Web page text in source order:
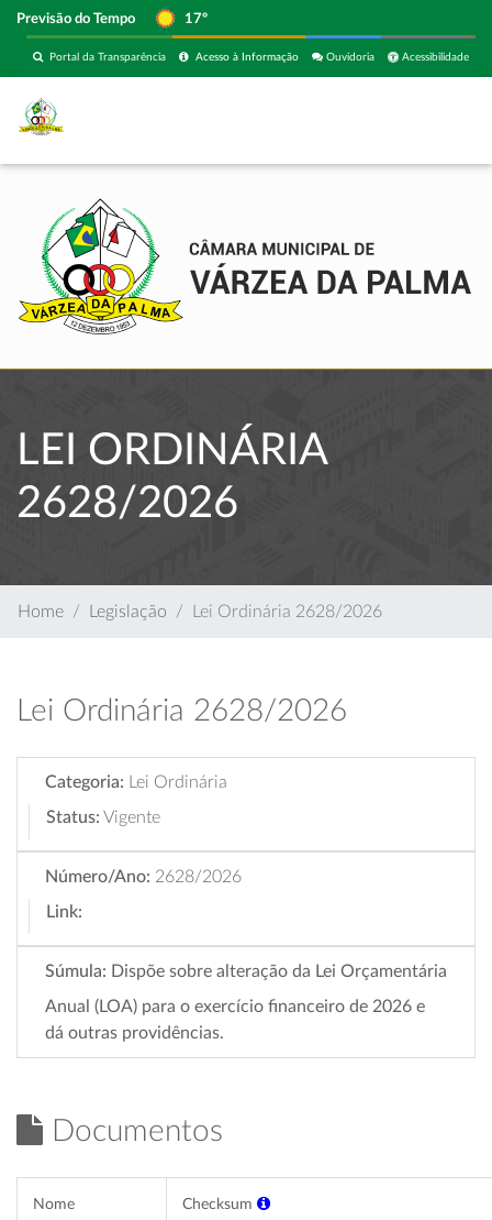
Previsão do Tempo 17º
Acessibilidade
Ouvidoria
Acesso à Informação
Portal da Transparência
LEI ORDINÁRIA
2628/2026
Home Legislação Lei Ordinária 2628/2026
Lei Ordinária 2628/2026
Categoria:
Lei Ordinária
Status: Vigente
Número/Ano: 2628/2026
Link:
Súmula: Dispõe sobre alteração da Lei Orçamentária
Anual (LOA) para o exercício financeiro de 2026 e
dá outras providências.
Documentos
Nome Checksum